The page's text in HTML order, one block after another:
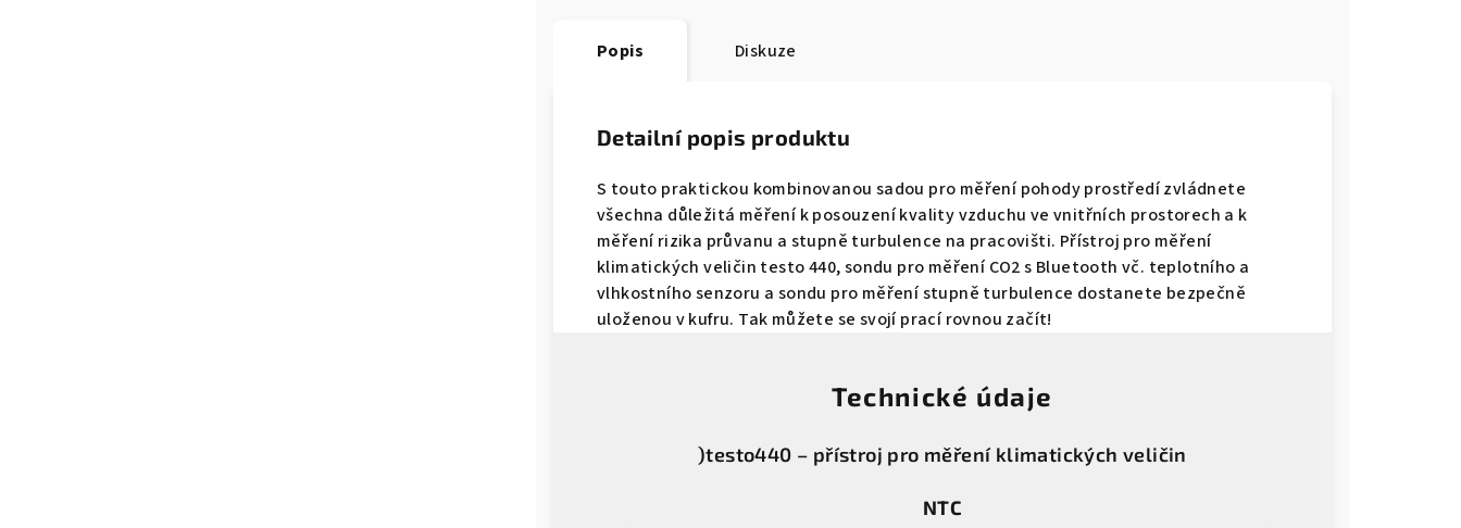
Popis Diskuze
Detailní popis produktu
S touto praktickou kombinovanou sadou pro měření pohody prostředí zvládnete
všechna důležitá měření k posouzení kvality vzduchu ve vnitřních prostorech a k
měření rizika průvanu a stupně turbulence na pracovišti. Přístroj pro měření
klimatických veličin testo 440, sondu pro měření CO2 s Bluetooth vč. teplotního a
vlhkostního senzoru a sondu pro měření stupně turbulence dostanete bezpečně
uloženou v kufru. Tak můžete se svojí prací rovnou začít!
Technické údaje
)testo440 – přístroj pro měření klimatických veličin
NTC